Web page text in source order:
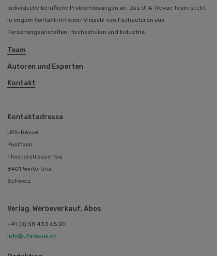
individuelle berufliche Problemlösungen an. Das UFA-Revue Team steht
in engem Kontakt mit einer Vielzahl von Fachautoren aus
Forschungsanstalten, Hochschulen und Industrie.
Team
Autoren und Experten
Kontakt
Kontaktadresse
UFA-Revue
Postfach
Theaterstrasse 15a
8401 Winterthur
Schweiz
Verlag, Werbeverkauf, Abos
+41 (0) 58 433 65 20
info@ufarevue.ch